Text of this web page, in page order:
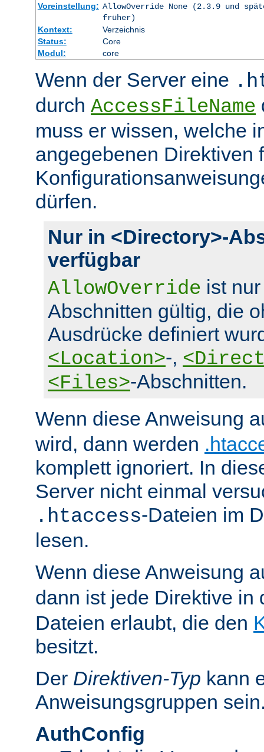
Voreinstellung: AllowOverride None (2.3.9 und
früher)
Kontext:
Verzeichnis
Status:
Core
Modul:
core
Wenn der Server eine
durch AccessFileName
muss er wissen, welche
angegebenen Direktiven
dürfen.
Nur in <Directory>-
verfügbar
AllowOverride ist
Abschnitten gültig, die
Ausdrücke definiert
<Location>-,
<Files>-Abschnitten.
Wenn diese Anweisung
wird, dann werden
komplett ignoriert. In
Server nicht einmal
.htaccess-Dateien im
lesen.
Wenn diese Anweisung
dann ist jede Direktive in
Dateien erlaubt, die den
besitzt.
Der Direktiven-Typ kann
Anweisungsgruppen
AuthConfig